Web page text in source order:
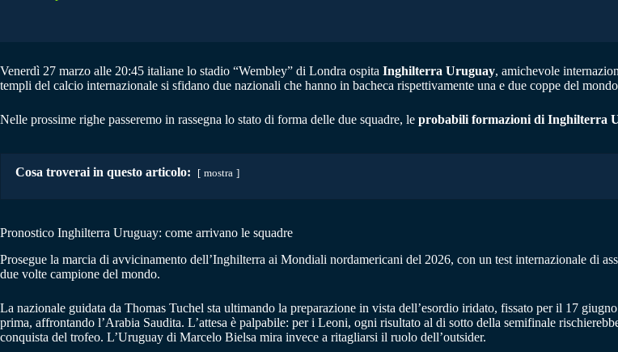
Venerdì 27 marzo alle 20:45 italiane lo stadio “Wembley” di Londra ospita Inghilterra Uruguay, amichevole
templi del calcio internazionale si sfidano due nazionali che hanno in bacheca rispettivamente una e due coppe del
Nelle prossime righe passeremo in rassegna lo stato di forma delle due squadre, le probabili formazioni di Inghilterra
Cosa troverai in questo articolo: mostra
Pronostico Inghilterra Uruguay: come arrivano le squadre
Prosegue la marcia di avvicinamento dell’Inghilterra ai Mondiali nordamericani del 2026, con un test internazionale di
due volte campione del mondo.
La nazionale guidata da Thomas Tuchel sta ultimando la preparazione in vista dell’esordio iridato, fissato per il 17
prima, affrontando l’Arabia Saudita. L’attesa è palpabile: per i Leoni, ogni risultato al di sotto della semifinale
conquista del trofeo. L’Uruguay di Marcelo Bielsa mira invece a ritagliarsi il ruolo dell’outsider.